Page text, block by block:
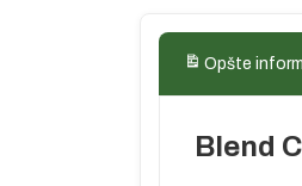
Opšte
Blend